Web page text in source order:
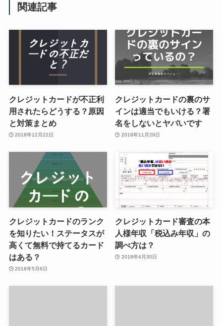
関連記事
クレジットカードが不正利
用されたらどうする？原因
と対策まとめ
2018年12月22日
クレジットカードの裏のサ
インは適当でもいける？署
名をしないとヤバいです
2018年11月29日
クレジットカードのランク
を知りたい！ステータスが
高くて無料で持てるカード
はある？
2018年5月6日
クレジットカード審査の本
人様年収「税込み年収」の
調べ方は？
2018年4月30日